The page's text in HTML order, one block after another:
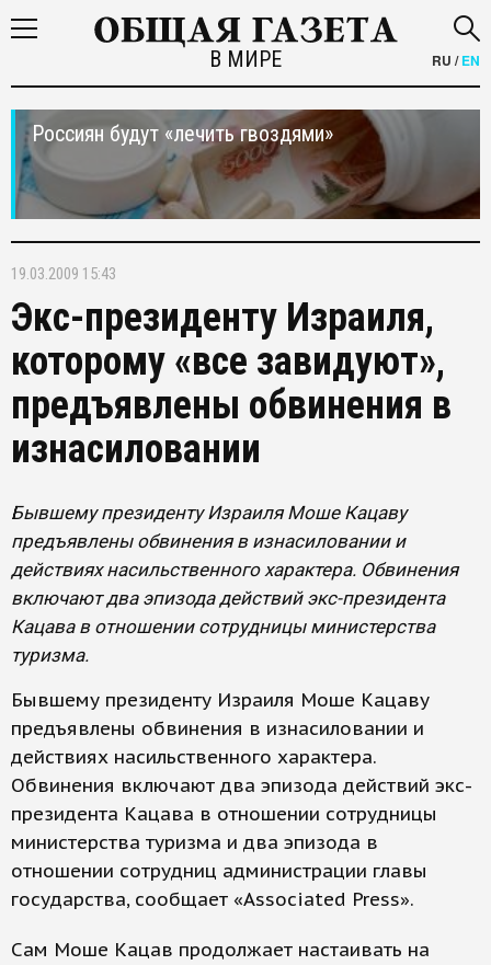
В МИРЕ RU /EN
Россиян будут «лечить гвоздями»
19.03.2009 15:43
Экс-президенту Израиля,
которому «все завидуют»,
предъявлены обвинения в
изнасиловании
Бывшему президенту Израиля Моше Кацаву
предъявлены обвинения в изнасиловании и
действиях насильственного характера. Обвинения
включают два эпизода действий экс-президента
Кацава в отношении сотрудницы министерства
туризма.
Бывшему президенту Израиля Моше Кацаву
предъявлены обвинения в изнасиловании и
действиях насильственного характера.
Обвинения включают два эпизода действий экс-
президента Кацава в отношении сотрудницы
министерства туризма и два эпизода в
отношении сотрудниц администрации главы
государства, сообщает «Associated Press».
Сам Моше Кацав продолжает настаивать на